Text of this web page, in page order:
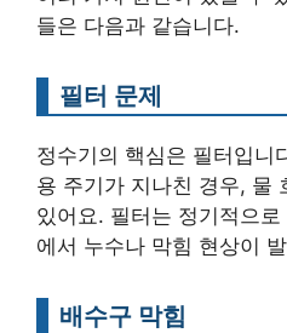
들은 다음과 같습니다.
필터 문제
정수기의 핵심은 필터입니
용 주기가 지나친 경우, 물
있어요. 필터는 정기적으
에서 누수나 막힘 현상이
배수구 막힘